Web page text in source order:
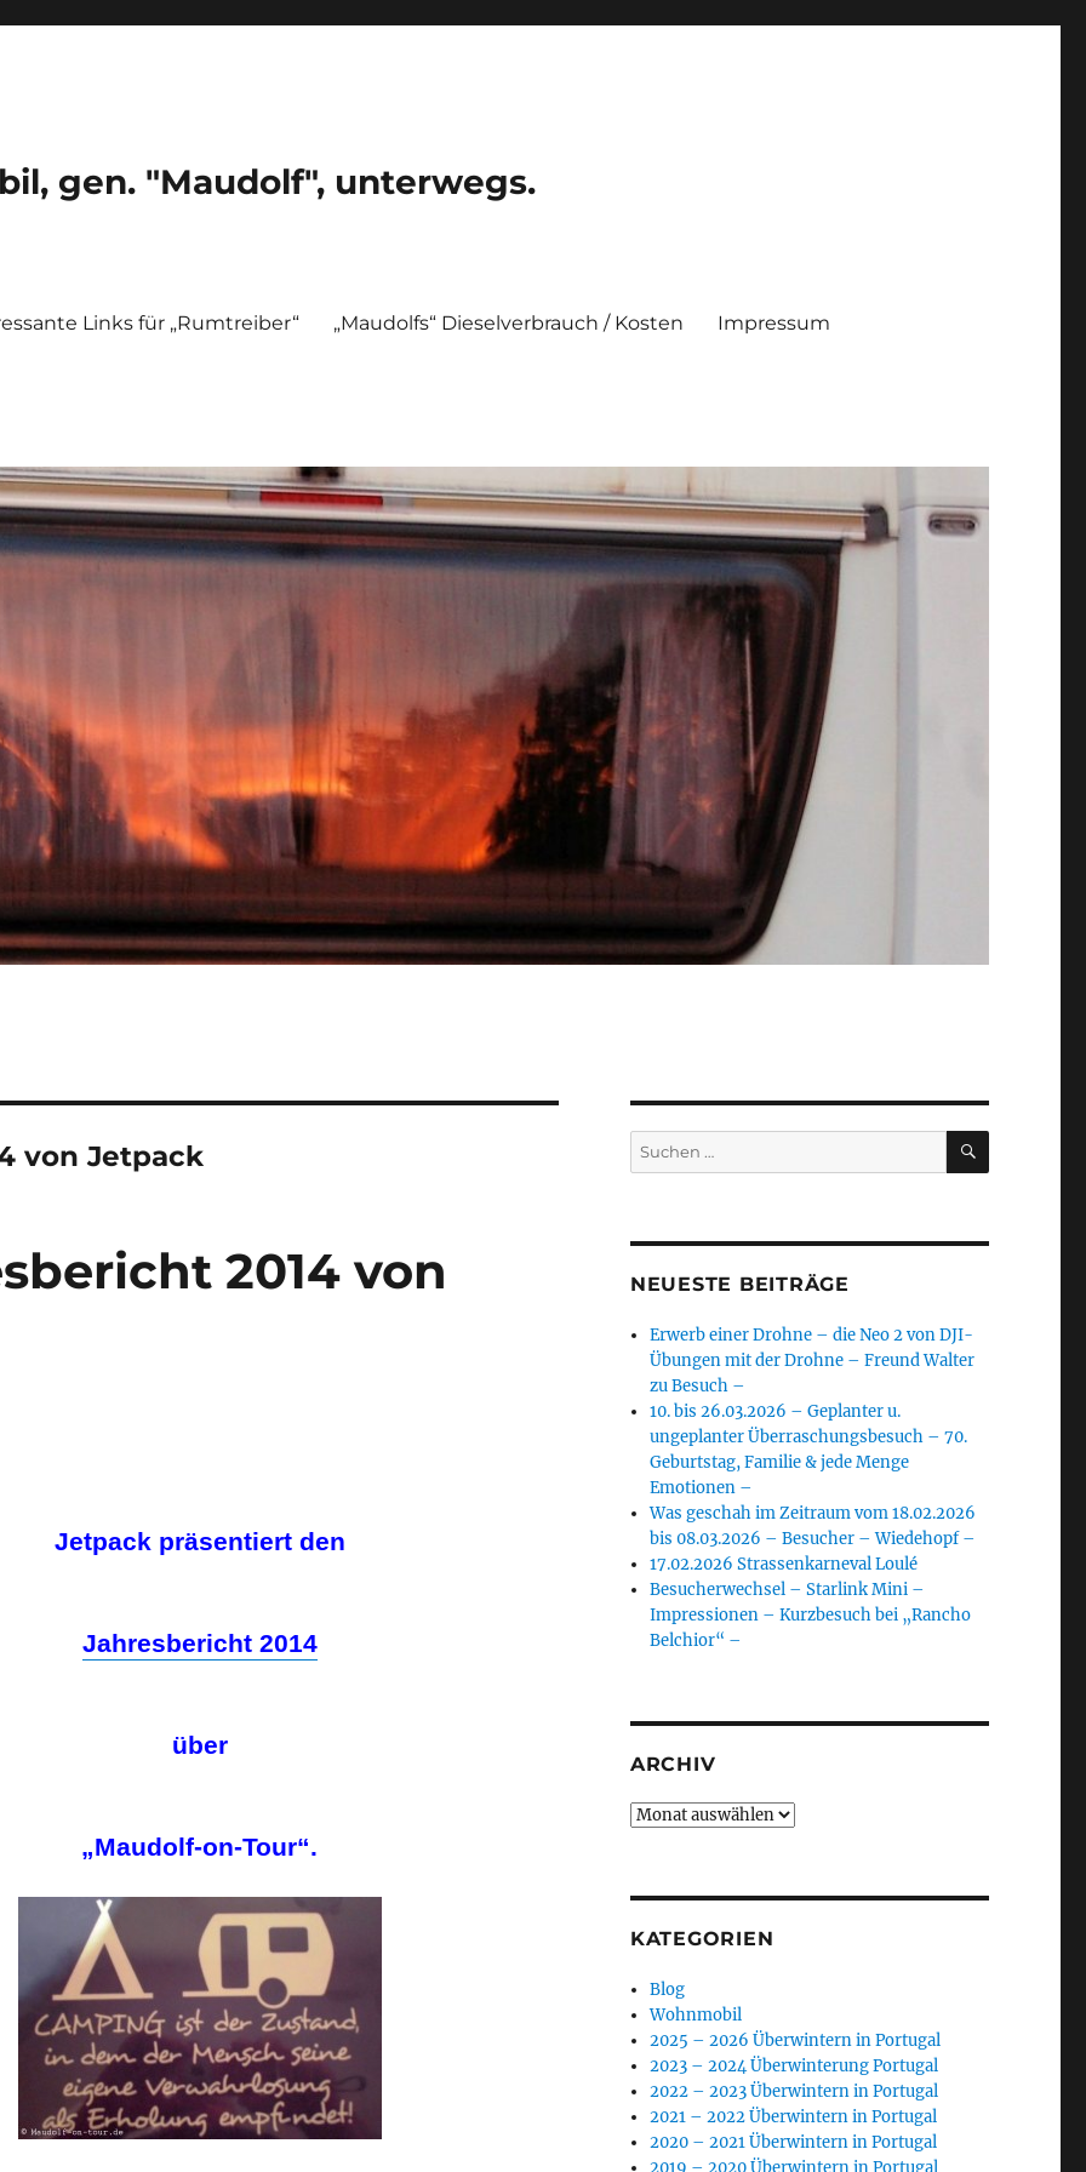
gen. "Maudolf", unterwegs.
Links für „Rumtreiber“ „Maudolfs“ Dieselverbrauch / Kosten Impressum
von Jetpack
2014 von
Jetpack präsentiert den
Jahresbericht 2014
über
„Maudolf-on-Tour“.
Suchen
nach:
SUCHEN
NEUESTE BEITRÄGE
Erwerb einer Drohne – die Neo 2 von DJI-
Übungen mit der Drohne – Freund Walter
zu Besuch –
10. bis 26.03.2026 – Geplanter u.
ungeplanter Überraschungsbesuch – 70.
Geburtstag, Familie & jede Menge
Emotionen –
Was geschah im Zeitraum vom 18.02.2026
bis 08.03.2026 – Besucher – Wiedehopf –
17.02.2026 Strassenkarneval Loulé
Besucherwechsel – Starlink Mini –
Impressionen – Kurzbesuch bei „Rancho
Belchior“ –
ARCHIV
Archiv
KATEGORIEN
Blog
Wohnmobil
2025 – 2026 Überwintern in Portugal
2023 – 2024 Überwinterung Portugal
2022 – 2023 Überwintern in Portugal
2021 – 2022 Überwintern in Portugal
2020 – 2021 Überwintern in Portugal